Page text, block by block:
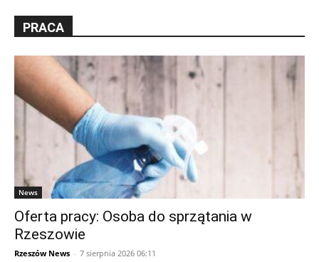
PRACA
News
Oferta pracy: Osoba do sprzątania w
Rzeszowie
Rzeszów News - 7 sierpnia 2026 06:11